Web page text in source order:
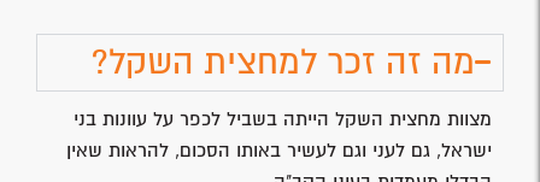
מה זה זכר למחצית השקל?
מצוות מחצית השקל הייתה בשביל לכפר על עוונות בני
ישראל, גם לעני וגם לעשיר באותו הסכום, להראות שאין